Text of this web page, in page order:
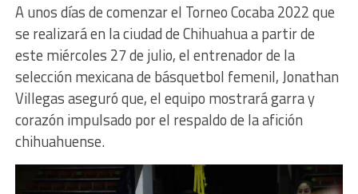
A unos días de comenzar el Torneo Cocaba 2022 que
se realizará en la ciudad de Chihuahua a partir de
este miércoles 27 de julio, el entrenador de la
selección mexicana de básquetbol femenil, Jonathan
Villegas aseguró que, el equipo mostrará garra y
corazón impulsado por el respaldo de la afición
chihuahuense.